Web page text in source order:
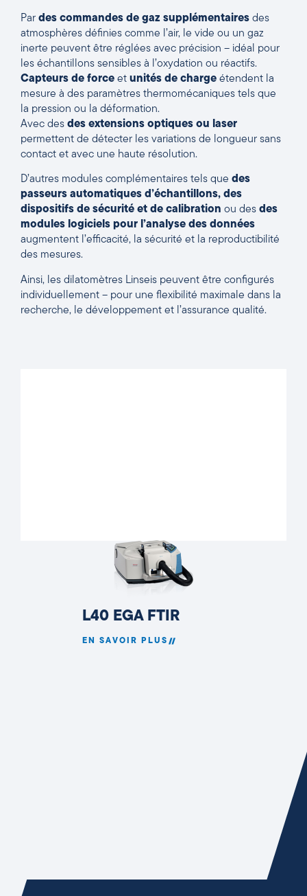
Par des commandes de gaz supplémentaires des
atmosphères définies comme l’air, le vide ou un gaz
inerte peuvent être réglées avec précision – idéal pour
les échantillons sensibles à l’oxydation ou réactifs.
Capteurs de force et unités de charge étendent la
mesure à des paramètres thermomécaniques tels que
la pression ou la déformation.
Avec des des extensions optiques ou laser
permettent de détecter les variations de longueur sans
contact et avec une haute résolution.
D’autres modules complémentaires tels que des
passeurs automatiques d’échantillons, des
dispositifs de sécurité et de calibration ou des des
modules logiciels pour l’analyse des données
augmentent l’efficacité, la sécurité et la reproductibilité
des mesures.
Ainsi, les dilatomètres Linseis peuvent être configurés
individuellement – pour une flexibilité maximale dans la
recherche, le développement et l’assurance qualité.
L40 EGA FTIR
EN SAVOIR PLUS